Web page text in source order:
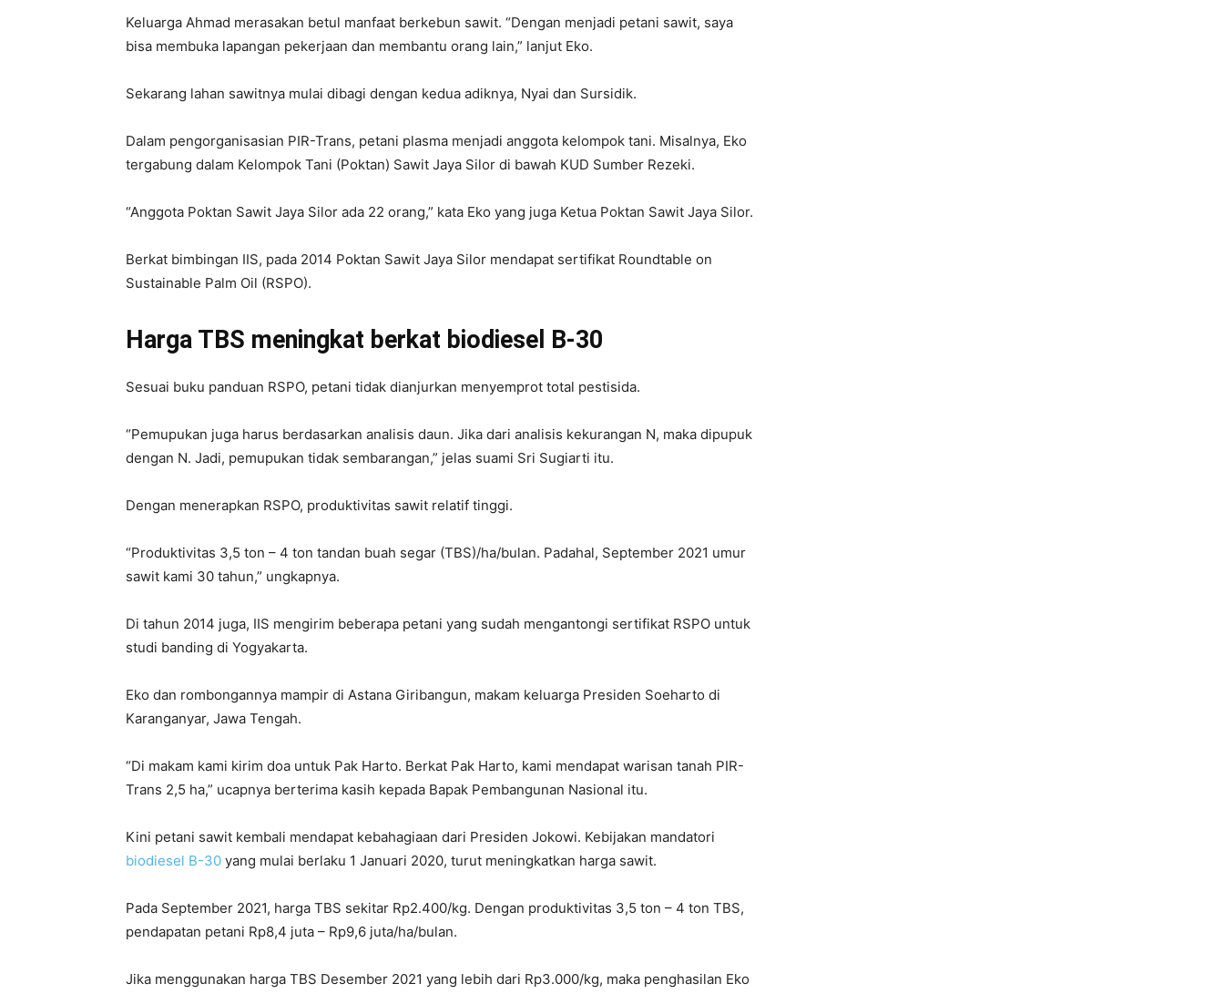
Keluarga Ahmad merasakan betul manfaat berkebun sawit. “Dengan menjadi petani sawit, saya
bisa membuka lapangan pekerjaan dan membantu orang lain,” lanjut Eko.
Sekarang lahan sawitnya mulai dibagi dengan kedua adiknya, Nyai dan Sursidik.
Dalam pengorganisasian PIR-Trans, petani plasma menjadi anggota kelompok tani. Misalnya, Eko
tergabung dalam Kelompok Tani (Poktan) Sawit Jaya Silor di bawah KUD Sumber Rezeki.
“Anggota Poktan Sawit Jaya Silor ada 22 orang,” kata Eko yang juga Ketua Poktan Sawit Jaya Silor.
Berkat bimbingan IIS, pada 2014 Poktan Sawit Jaya Silor mendapat sertifikat Roundtable on
Sustainable Palm Oil (RSPO).
Harga TBS meningkat berkat biodiesel B-30
Sesuai buku panduan RSPO, petani tidak dianjurkan menyemprot total pestisida.
“Pemupukan juga harus berdasarkan analisis daun. Jika dari analisis kekurangan N, maka dipupuk
dengan N. Jadi, pemupukan tidak sembarangan,” jelas suami Sri Sugiarti itu.
Dengan menerapkan RSPO, produktivitas sawit relatif tinggi.
“Produktivitas 3,5 ton – 4 ton tandan buah segar (TBS)/ha/bulan. Padahal, September 2021 umur
sawit kami 30 tahun,” ungkapnya.
Di tahun 2014 juga, IIS mengirim beberapa petani yang sudah mengantongi sertifikat RSPO untuk
studi banding di Yogyakarta.
Eko dan rombongannya mampir di Astana Giribangun, makam keluarga Presiden Soeharto di
Karanganyar, Jawa Tengah.
“Di makam kami kirim doa untuk Pak Harto. Berkat Pak Harto, kami mendapat warisan tanah PIR-
Trans 2,5 ha,” ucapnya berterima kasih kepada Bapak Pembangunan Nasional itu.
Kini petani sawit kembali mendapat kebahagiaan dari Presiden Jokowi. Kebijakan mandatori
biodiesel B-30 yang mulai berlaku 1 Januari 2020, turut meningkatkan harga sawit.
Pada September 2021, harga TBS sekitar Rp2.400/kg. Dengan produktivitas 3,5 ton – 4 ton TBS,
pendapatan petani Rp8,4 juta – Rp9,6 juta/ha/bulan.
Jika menggunakan harga TBS Desember 2021 yang lebih dari Rp3.000/kg, maka penghasilan Eko